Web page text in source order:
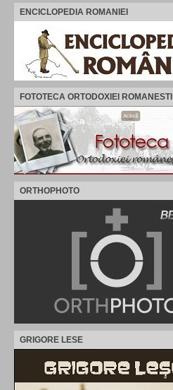
ENCICLOPEDIA ROMANIEI
FOTOTECA ORTODOXIEI ROMANESTI
ORTHOPHOTO
GRIGORE LESE